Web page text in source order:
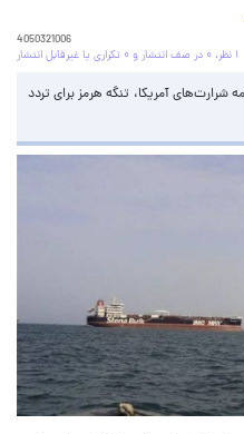
4050321006
۱ نظر، ۰ در صف انتشار و ۰ تکراری یا غیرقابل انتشار
شرارت‌های آمریکا، تنگه هرمز برای تردد